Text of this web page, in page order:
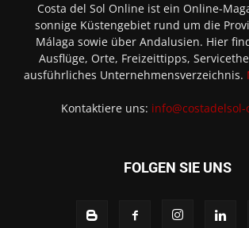
Costa del Sol Online ist ein Online-
sonnige Küstengebiet rund um die
Málaga sowie über Andalusien. Hier
Ausflüge, Orte, Freizeittipps,
ausführliches Unternehmensverzeichnis.
Kontaktiere uns:
FOLGEN SIE UNS